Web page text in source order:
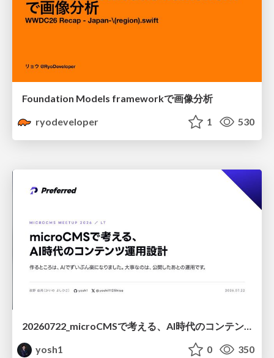
Foundation Models frameworkで画像分析
ryodeveloper
1 530
20260722_microCMSで考える、AI時代のコンテンツ運用設計
yosh1
0 350